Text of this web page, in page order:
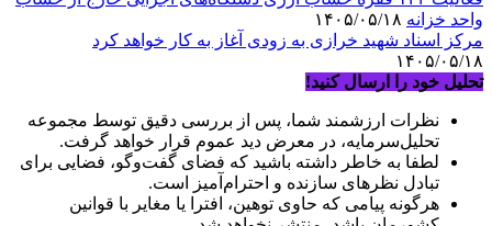
واحد خزانه
مرکز اسناد شهید خرازی به زودی آغاز به کار خواهد کرد
۱۴۰۵/۰۵/۱۸
تحلیل خود را ارسال کنید!
نظرات ارزشمند شما، پس از بررسی دقیق توسط مجموعه
تحلیل‌سرمایه، در معرض دید عموم قرار خواهد گرفت.
لطفا به خاطر داشته باشید که فضای گفت‌وگو، فضایی برای
تبادل نظرهای سازنده و احترام‌آمیز است.
هرگونه پیامی که حاوی توهین، افترا یا مغایر با قوانین